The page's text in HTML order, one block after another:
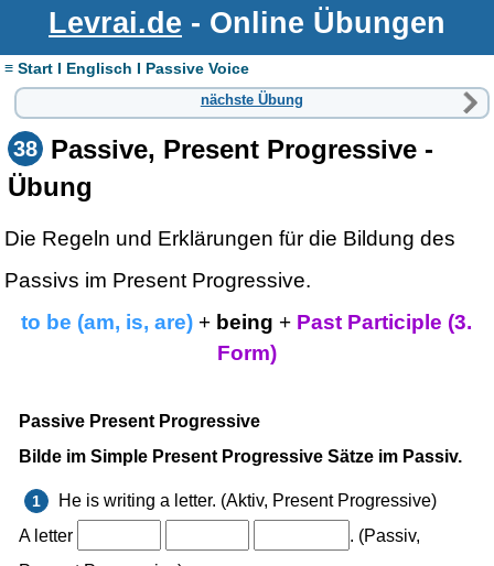
Levrai.de - Online Übungen
≡ Start I Englisch I Passive Voice
nächste Übung
38 Passive, Present Progressive -
Übung
Die Regeln und Erklärungen für die Bildung des
Passivs im Present Progressive.
to be (am, is, are) + being + Past Participle (3.
Form)